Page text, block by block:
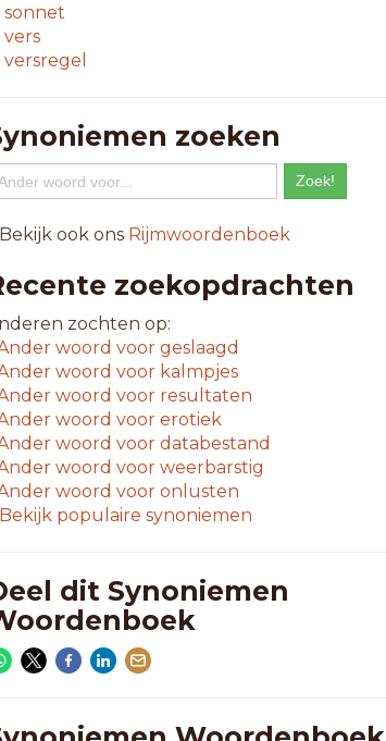
sonnet
vers
versregel
zoeken
ook ons Rijmwoordenboek
zoekopdrachten
zochten op:
woord voorgeslaagd
woord voorkalmpjes
woord voorresultaten
woord voorerotiek
woord voordatabestand
woord voorweerbarstig
woord vooronlusten
Bekijk populaire synoniemen
dit Synoniemen